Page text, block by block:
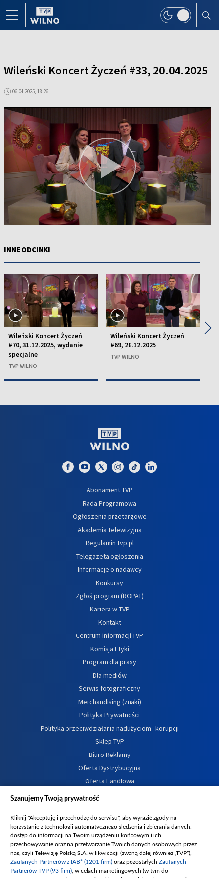
Wileński Koncert Życzeń #33, 20.04.2025
06.04.2025, 18:26
INNE ODCINKI
Wileński Koncert Życzeń
#70, 31.12.2025, wydanie
specjalne
TVP WILNO
Wileński Koncert Życzeń
#69, 28.12.2025
TVP WILNO
▶
Abonament TVP
Rada Programowa
Ogłoszenia przetargowe
Akademia Telewizyjna
Regulamin tvp.pl
Telegazeta ogłoszenia
Informacje o nadawcy
Konkursy
Zgłoś program (ROPAT)
Kariera w TVP
Kontakt
Centrum informacji TVP
Komisja Etyki
Program dla prasy
Dla mediów
Serwis fotograficzny
Merchandising (znaki)
Polityka Prywatności
Polityka przeciwdziałania nadużyciom i korupcji
Sklep TVP
Biuro Reklamy
Oferta Dystrybucyjna
Oferta Handlowa
Dostępność
Procedura zgłoszeń wewnętrznych
Szanujemy Twoją prywatność
Kliknij "Akceptuję i przechodzę do serwisu", aby wyrazić zgody na
korzystanie z technologii automatycznego śledzenia i zbierania danych,
dostęp do informacji na Twoim urządzeniu końcowym i ich
przechowywanie oraz na przetwarzanie Twoich danych osobowych przez
nas, czyli Telewizję Polską S.A. w likwidacji (zwaną dalej również „TVP”),
Zaufanych Partnerów z IAB* (1201 firm) oraz pozostałych Zaufanych
Partnerów TVP (93 firm) , w celach marketingowych (w tym do